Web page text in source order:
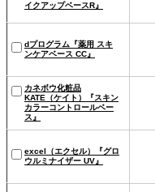
イクアップベースR』
dプログラム『薬用 スキ
ンケアベース CC』
カネボウ化粧品
KATE（ケイト）『スキン
カラーコントロールベー
ス』
excel（エクセル）『グロ
ウルミナイザー UV』